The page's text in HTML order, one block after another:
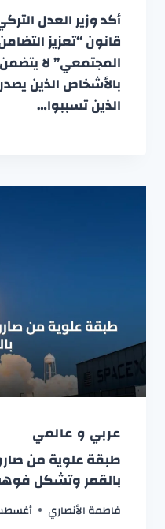
أكد وزير العدل
قانون “تعزيز
المجتمعي” لا
بالأشخاص الذين
الذين تسببوا…
عربي و عالمي
طبقة علوية من
بالقمر وتشكل
فاطمة الأنصاري أغسطس 6,